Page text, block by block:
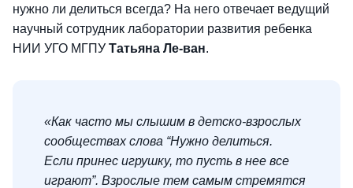
нужно ли делиться всегда? На него отвечает ведущий
научный сотрудник лаборатории развития ребенка
НИИ УГО МГПУ Татьяна Ле-ван.
«Как часто мы слышим в детско-взрослых
сообществах слова “Нужно делиться.
Если принес игрушку, то пусть в нее все
играют”. Взрослые тем самым стремятся